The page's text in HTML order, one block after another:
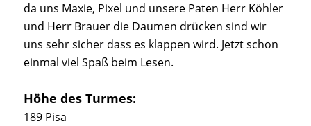
da uns Maxie, Pixel und unsere Paten Herr Köhler
und Herr Brauer die Daumen drücken sind wir
uns sehr sicher dass es klappen wird. Jetzt schon
einmal viel Spaß beim Lesen.
Höhe des Turmes:
189 Pisa